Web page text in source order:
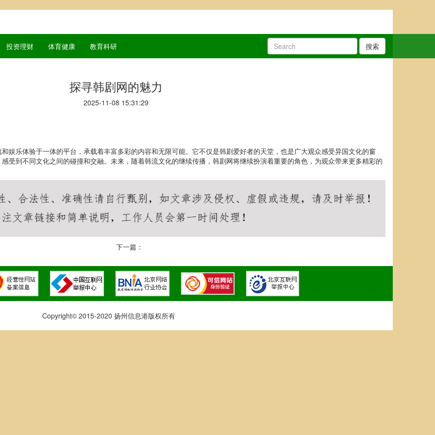
投资理财 体育健康 教育科研 搜索
探寻韩剧网的魅力
2025-11-08 15:31:29
娱乐体验于一体的平台，承载着丰富多彩的内容和无限可能。它不仅是韩剧爱好者的天堂，也是广大观众感受异国文化的窗
受到不同文化之间的碰撞和交融。未来，随着韩流文化的继续传播，韩剧网将继续扮演着重要的角色，为观众带来更多精彩的
下一篇：
Copyright© 2015-2020 扬州信息港版权所有